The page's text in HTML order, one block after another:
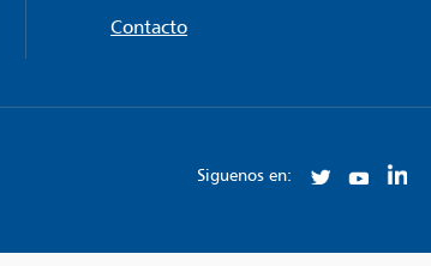
Contacto
Siguenos en: